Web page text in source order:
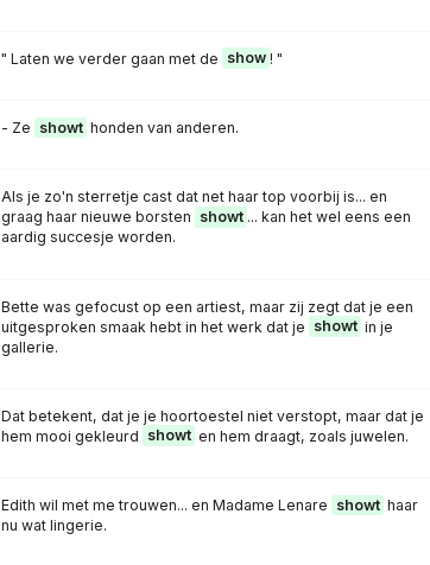
" Laten we verder gaan met de show ! "
- Ze showt honden van anderen.
Als je zo'n sterretje cast dat net haar top voorbij is... en
graag haar nieuwe borsten showt ... kan het wel eens een
aardig succesje worden.
Bette was gefocust op een artiest, maar zij zegt dat je een
uitgesproken smaak hebt in het werk dat je showt in je
gallerie.
Dat betekent, dat je je hoortoestel niet verstopt, maar dat je
hem mooi gekleurd showt en hem draagt, zoals juwelen.
Edith wil met me trouwen... en Madame Lenare showt haar
nu wat lingerie.